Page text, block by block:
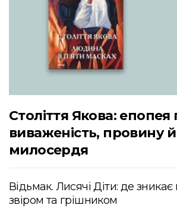
Століття Якова: епопея
виваженість, провину
милосердя
Відьмак. Лисячі Діти: де
звіром та грішником